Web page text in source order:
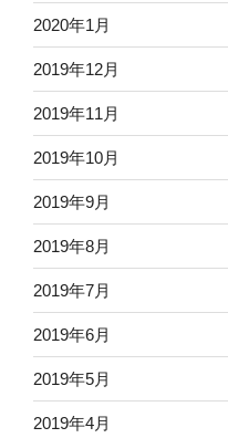
2020年1月
2019年12月
2019年11月
2019年10月
2019年9月
2019年8月
2019年7月
2019年6月
2019年5月
2019年4月